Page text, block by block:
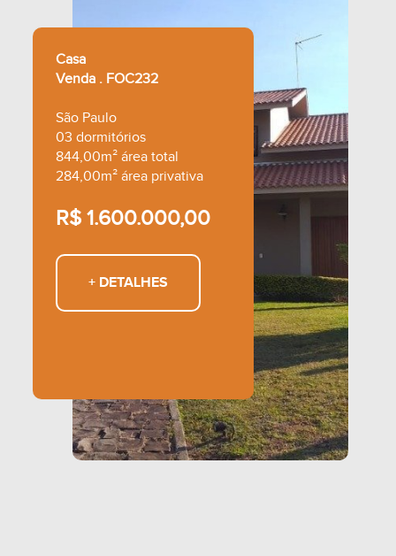
Casa
Venda . FOC232
São Paulo
03 dormitórios
844,00m² área total
284,00m² área privativa
R$ 1.600.000,00
+ DETALHES